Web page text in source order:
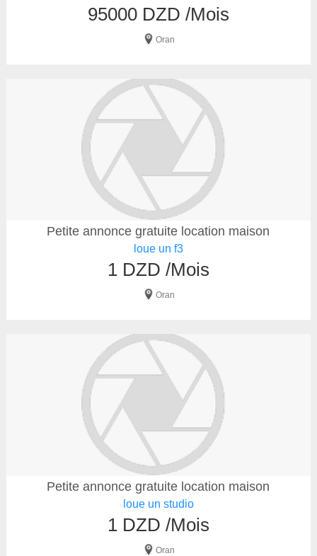
95000 DZD /Mois
Oran
Petite annonce gratuite location maison
loue un f3
1 DZD /Mois
Oran
Petite annonce gratuite location maison
loue un studio
1 DZD /Mois
Oran